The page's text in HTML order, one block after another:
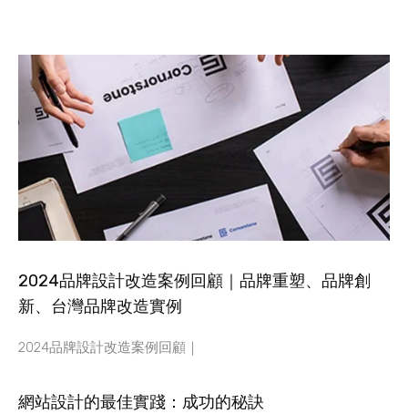
2024品牌設計改造案例回顧｜品牌重塑、品牌創
新、台灣品牌改造實例
2024品牌設計改造案例回顧｜
網站設計的最佳實踐：成功的秘訣